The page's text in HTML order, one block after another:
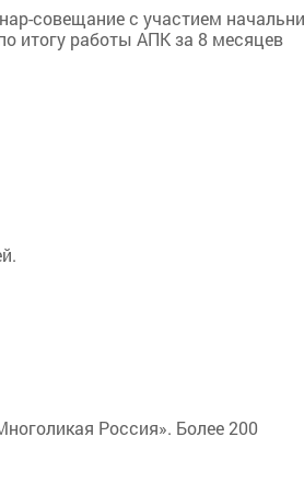
совещание с участием
итогу работы АПК за 8 месяцев
Россия». Более 200